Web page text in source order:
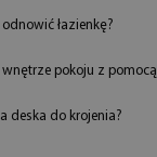
łazienkę?
wnętrze pokoju z
deska do krojenia?